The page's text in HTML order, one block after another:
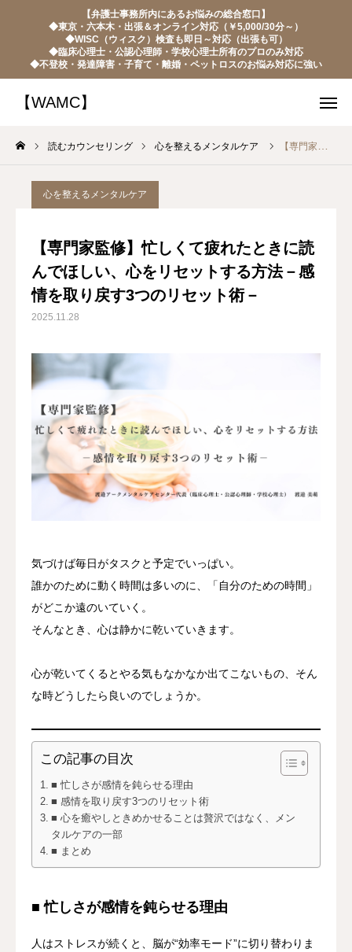
【弁護士事務所内にあるお悩みの総合窓口】
◆東京・六本木・出張＆オンライン対応（￥5,000/30分～）
◆WISC（ウィスク）検査も即日～対応（出張も可）
◆臨床心理士・公認心理師・学校心理士所有のプロのみ対応
◆不登校・発達障害・子育て・離婚・ペットロスのお悩み対応に強い
【WAMC】
読むカウンセリング 心を整えるメンタルケア 【専門家監修】忙しくて疲れたときに読んでほしい、心をリセットする方法－感情を取り戻す3つのリセット術－
心を整えるメンタルケア
【専門家監修】忙しくて疲れたときに読
んでほしい、心をリセットする方法－感
情を取り戻す3つのリセット術－
2025.11.28
気づけば毎日がタスクと予定でいっぱい。
誰かのために動く時間は多いのに、「自分のための時間」
がどこか遠のいていく。
そんなとき、心は静かに乾いていきます。
心が乾いてくるとやる気もなかなか出てこないもの、そん
な時どうしたら良いのでしょうか。
この記事の目次
■ 忙しさが感情を鈍らせる理由
■ 感情を取り戻す3つのリセット術
■ 心を癒やしときめかせることは贅沢ではなく、メン
タルケアの一部
■ まとめ
■ 忙しさが感情を鈍らせる理由
人はストレスが続くと、脳が“効率モード”に切り替わりま
【WAMC】
電話予約（モバイルのみ） LINE予約・お問い合わせ
ネット予約・お問い合わせ
当センターの強み・お客様の声
【代表ブログ】読むカウンセリング
お問い合わせ